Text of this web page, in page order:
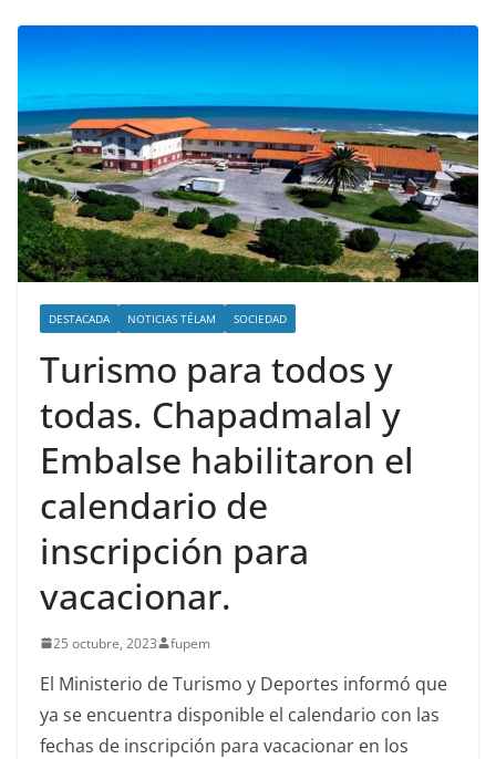
DESTACADA NOTICIAS TÉLAM SOCIEDAD
Turismo para todos y
todas. Chapadmalal y
Embalse habilitaron el
calendario de
inscripción para
vacacionar.
25 octubre, 2023 fupem
El Ministerio de Turismo y Deportes informó que
ya se encuentra disponible el calendario con las
fechas de inscripción para vacacionar en los